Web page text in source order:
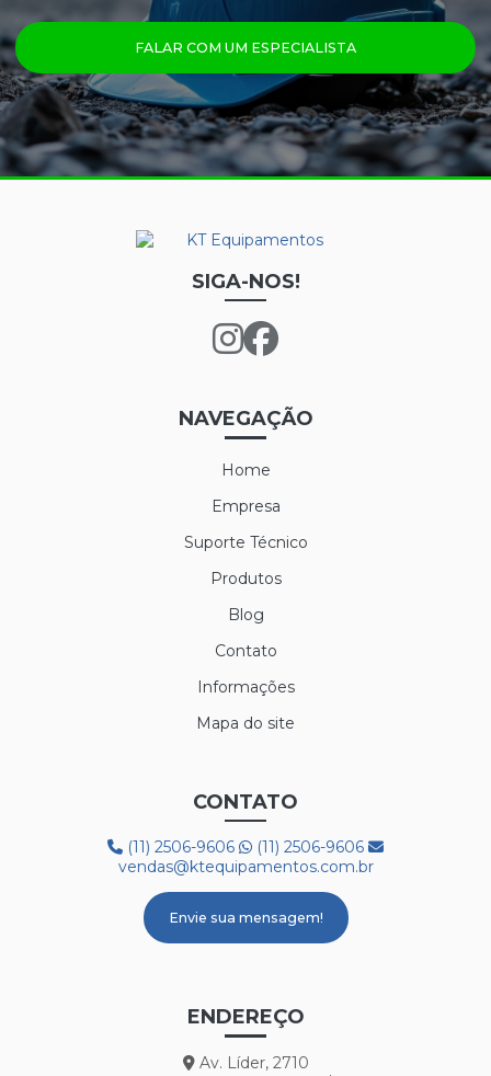
ÓCULOS
PRINCIPAIS PRODUTOS
CALÇA FRIGORÍFICA
CREME NUTRIEX GRUPO 3
GRAFATEX ARAMIDA 1511
LUVA NYLON PARA CAMARA FRIA
LUVA POLIFLEX BRANCA
MEIÃO EM LÃ PARA CAMARA FRIA
PROTETOR AUDITIVO AGENA SPR
BOTA 50C32 FRIG
BOTA COM FORRO LÃ REF. HGS
BOTA PVC COM FORRO DE LÃ
BOTA PVC CANO LONGO
BOTA PVC DE CANO CURTO
FALAR COM UM ESPECIALISTA
SIGA-NOS!
NAVEGAÇÃO
Home
Empresa
Suporte Técnico
Produtos
Blog
Contato
Informações
Mapa do site
CONTATO
(11) 2506-9606
(11) 2506-9606
vendas@ktequipamentos.com.br
Envie sua mensagem!
ENDEREÇO
Av. Líder, 2710